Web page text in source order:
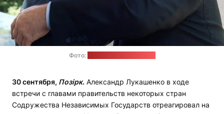
Фото:
30 сентября, Позірк. Александр Лукашенко в ходе
встречи с главами правительств некоторых стран
Содружества Независимых Государств отреагировал на